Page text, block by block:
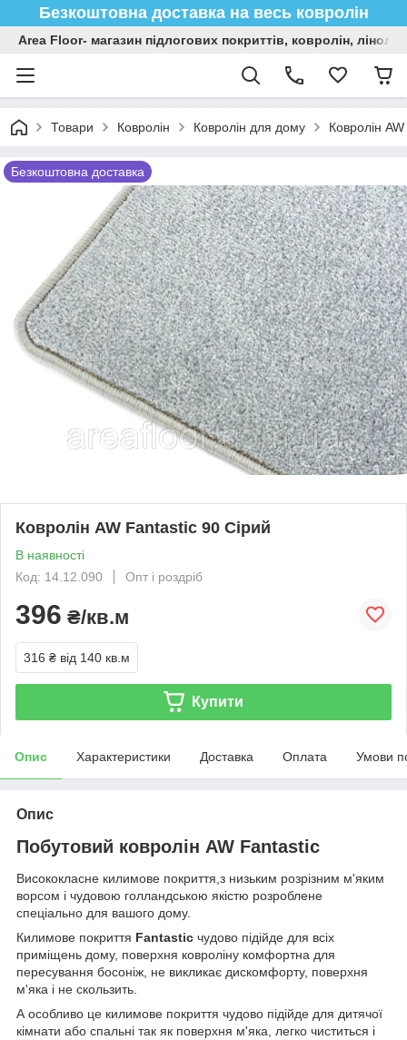
Безкоштовна доставка на весь ковролін
Area Floor- магазин підлогових покриттів, ковролін,
Товари Ковролін Ковролін для дому Ковролін
Безкоштовна доставка
Ковролін AW Fantastic 90 Сірий
В наявності
Код: 14.12.090
Опт і роздріб
396 ₴/кв.м
316 ₴ від 140 кв.м
Купити
Опис Характеристики Доставка Оплата Умови
Опис
Побутовий ковролін AW Fantastic
Висококласне килимове покриття,з низьким розрізним м'яким
ворсом і чудовою голландською якістю розроблене
спеціально для вашого дому.
Килимове покриття Fantastic чудово підійде для всіх
приміщень дому, поверхня ковроліну комфортна для
пересування босоніж, не викликає дискомфорту, поверхня
м'яка і не скользить.
А особливо це килимове покриття чудово підійде для дитячої
кімнати або спальні так як поверхня м'яка, легко чиститься і